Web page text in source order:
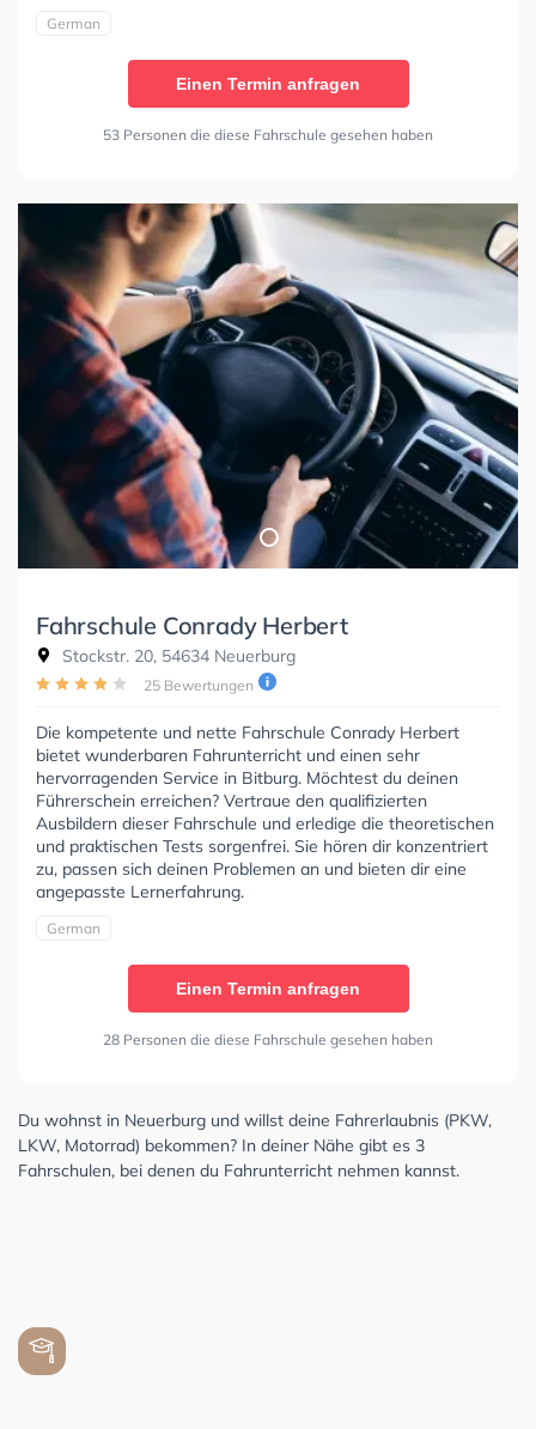
German
Einen Termin anfragen
53 Personen die diese Fahrschule gesehen haben
Fahrschule Conrady Herbert
Stockstr. 20, 54634 Neuerburg
25 Bewertungen
Die kompetente und nette Fahrschule Conrady Herbert
bietet wunderbaren Fahrunterricht und einen sehr
hervorragenden Service in Bitburg. Möchtest du deinen
Führerschein erreichen? Vertraue den qualifizierten
Ausbildern dieser Fahrschule und erledige die theoretischen
und praktischen Tests sorgenfrei. Sie hören dir konzentriert
zu, passen sich deinen Problemen an und bieten dir eine
angepasste Lernerfahrung.
German
Einen Termin anfragen
28 Personen die diese Fahrschule gesehen haben
Du wohnst in Neuerburg und willst deine Fahrerlaubnis (PKW,
LKW, Motorrad) bekommen? In deiner Nähe gibt es 3
Fahrschulen, bei denen du Fahrunterricht nehmen kannst.